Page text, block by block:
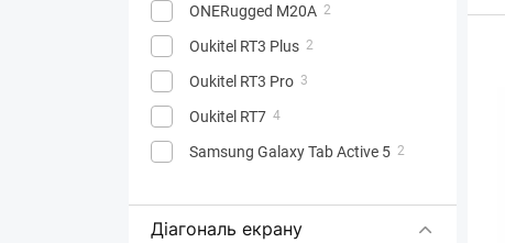
ONERugged M20A 2
Oukitel RT3 Plus 2
Oukitel RT3 Pro 3
Oukitel RT7 4
Samsung Galaxy Tab Active 5 2
Діагональ екрану